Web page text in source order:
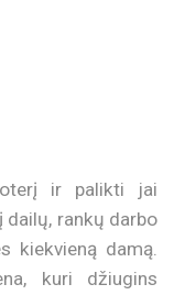
ir palikti jai
rankų darbo
kiekvieną damą.
kuri džiugins